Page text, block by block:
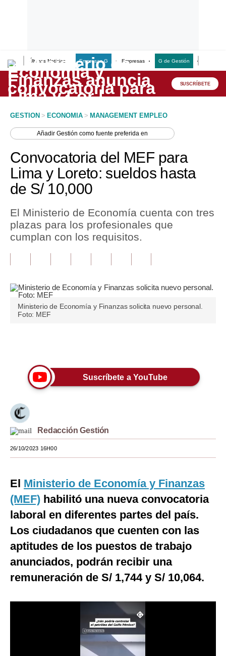
Últimas Noticias Empresas G Empresas G de Gestión
Lo último
Peru Quiosco
Economía
Mercados
Política
Tu Dinero
Finanzas Personales
Inmobiliarias
Plus G
Pregunta de hoy
Tendencias
Lujo
Viajes
Estilos
Mundo
EEUU
México
SUSCRÍBETE
GESTION > ECONOMIA > MANAGEMENT EMPLEO
AñadirGestión como fuente preferida en
Convocatoria del MEF para
Lima y Loreto: sueldos hasta
de S/ 10,000
El Ministerio de Economía cuenta con tres
plazas para los profesionales que
cumplan con los requisitos.
Ministerio de Economía y Finanzas solicita nuevo personal.
Foto: MEF
Suscríbete a YouTube
Redacción Gestión
26/10/2023 16H00
El Ministerio de Economía y Finanzas
(MEF) habilitó una nueva convocatoria
laboral en diferentes partes del país.
Los ciudadanos que cuenten con las
aptitudes de los puestos de trabajo
anunciados, podrán recibir una
remuneración de S/ 1,744 y S/ 10,064.